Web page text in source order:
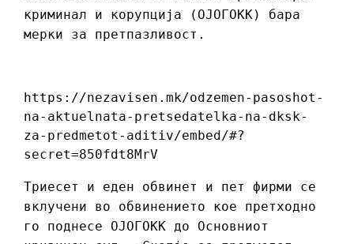
криминал и корупција (ОЈОГОКК) бара
мерки за претпазливост.
https://nezavisen.mk/odzemen-pasoshot-
na-aktuelnata-pretsedatelka-na-dksk-
za-predmetot-aditiv/embed/#?
secret=850fdt8MrV
Триесет и еден обвинет и пет фирми се
вклучени во обвинението кое претходно
го поднесе ОЈОГОКК до Основниот